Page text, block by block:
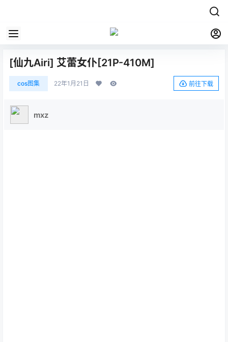
[仙九Airi] 艾蕾女仆[21P-410M]
cos图集 22年1月21日 前往下载
mxz